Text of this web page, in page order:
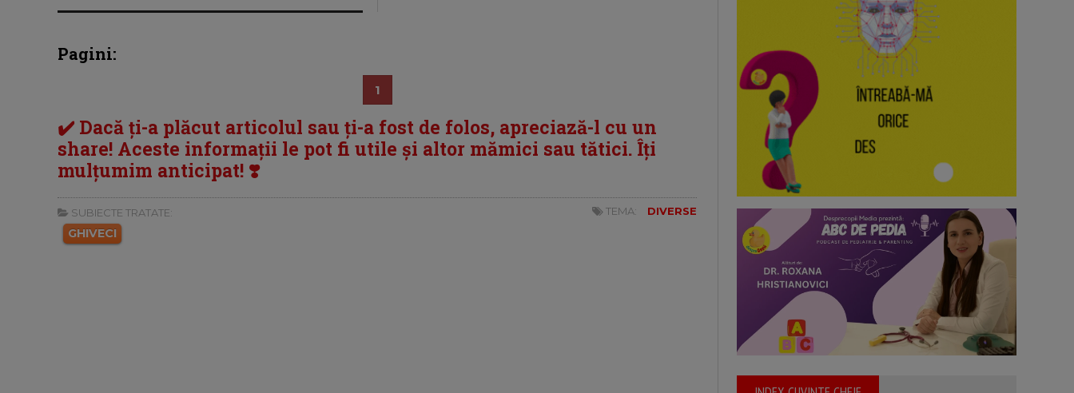
Pagini:
1
✔️ Dacă ți-a plăcut articolul sau ți-a fost de folos, apreciază-l cu un
share! Aceste informații le pot fi utile și altor mămici sau tătici. Îți
mulțumim anticipat! ❣️
SUBIECTE TRATATE:
GHIVECI
TEMA: DIVERSE